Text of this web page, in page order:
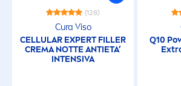
(128)
Cura Viso
CELLULAR EXPERTFILLER
CREMA NOTTE ANTIETA’
INTENSIVA
Q10